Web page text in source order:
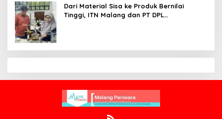
Dari Material Sisa ke Produk Bernilai
Tinggi, ITN Malang dan PT DPL